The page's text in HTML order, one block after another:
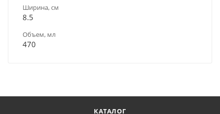
Ширина, см
8.5
Объем, мл
470
КАТАЛОГ